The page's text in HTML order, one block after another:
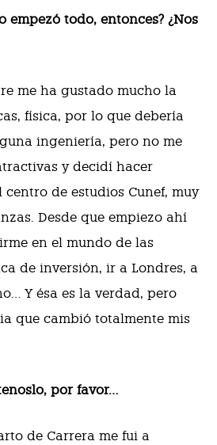
empezó todo, entonces? ¿Nos
me ha gustado mucho la
física, por lo que debería
ingeniería, pero no me
y decidí hacer
centro de estudios Cunef, muy
Desde que empiezo ahí
en el mundo de las
de inversión, ir a Londres, a
Y ésa es la verdad, pero
que cambió totalmente mis
por favor…
de Carrera me fui a